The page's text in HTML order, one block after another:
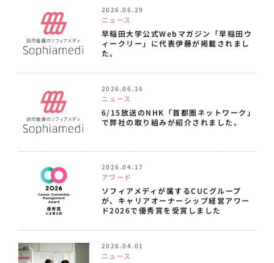
2026.06.29
ニュース
早稲田大学公式Webマガジン「早稲田ウ
ィークリー」に代表伊藤が掲載されまし
た。
2026.06.16
ニュース
6/15放送のNHK「首都圏ネットワーク」
で弊社の取り組みが紹介されました。
2026.04.17
アワード
ソフィアメディが属するCUCグループ
が、キャリアオーナーシップ経営アワー
ド2026で優秀賞を受賞しました
2026.04.01
ニュース